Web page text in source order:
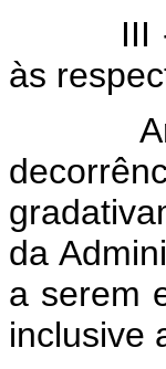
III
às
da
a serem
inclusive